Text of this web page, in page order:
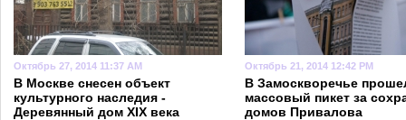
Октябрь 27, 2014 11:37 AM
В Москве снесен объект
культурного наследия -
Деревянный дом XIX века
Октябрь 21, 2014 12:42 PM
В Замоскворечье
массовый пикет за
домов Привалова